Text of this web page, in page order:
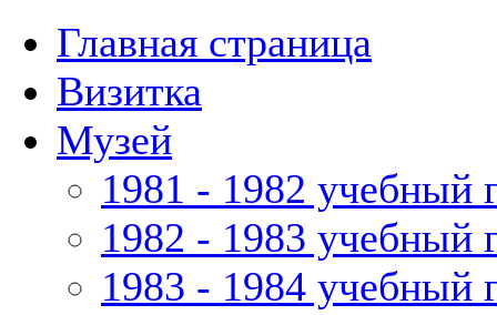
Главная страница
Визитка
Музей
1981 - 1982 учебный
1982 - 1983 учебный
1983 - 1984 учебный